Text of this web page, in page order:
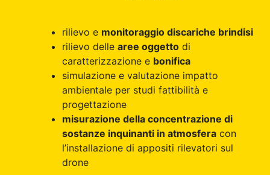
rilievo e monitoraggio discariche brindisi
rilievo delle aree oggetto di
caratterizzazione e bonifica
simulazione e valutazione impatto
ambientale per studi fattibilità e
progettazione
misurazione della concentrazione di
sostanze inquinanti in atmosfera con
l’installazione di appositi rilevatori sul
drone